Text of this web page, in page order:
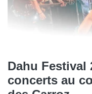
Dahu Festival
concerts au